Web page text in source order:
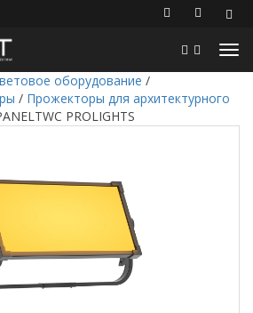
оборудование /
/ Прожекторы для архитектурного
PROLIGHTS